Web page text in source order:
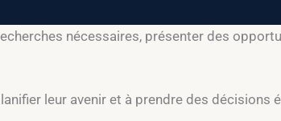
nécessaires, présenter des
leur avenir et à prendre des décisions